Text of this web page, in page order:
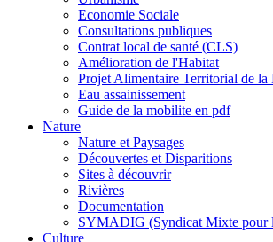
Economie Sociale
Consultations publiques
Contrat local de santé (CLS)
Amélioration de l'Habitat
Projet Alimentaire Territorial de la
Eau assainissement
Guide de la mobilite en pdf
Nature
Nature et Paysages
Découvertes et Disparitions
Sites à découvrir
Rivières
Documentation
SYMADIG (Syndicat Mixte pour
Culture